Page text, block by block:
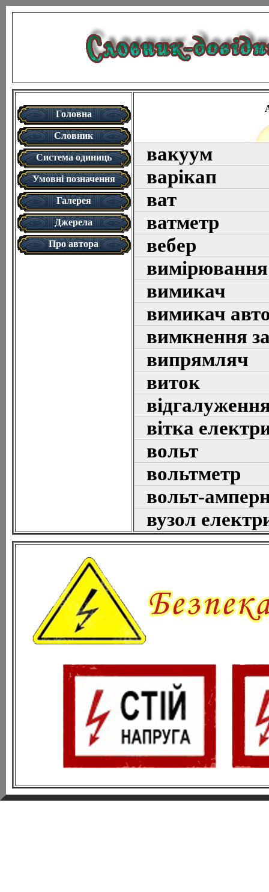
Головна
Словник
Система одиниць
Умовні позначення
Галерея
Джерела
Про автора
вакуум
варікап
ват
ватметр
вебер
вимірювання
вимикач
вимикач
вимкнення
випрямляч
виток
вітка
вольт
вольтметр
вольт-
вузол